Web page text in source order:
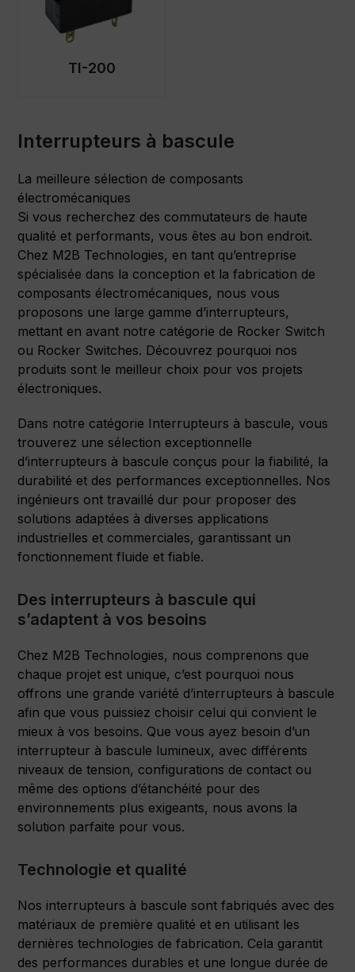
TI-200
Interrupteurs à bascule
La meilleure sélection de composants
électromécaniques
Si vous recherchez des commutateurs de haute
qualité et performants, vous êtes au bon endroit.
Chez M2B Technologies, en tant qu’entreprise
spécialisée dans la conception et la fabrication de
composants électromécaniques, nous vous
proposons une large gamme d’interrupteurs,
mettant en avant notre catégorie de Rocker Switch
ou Rocker Switches. Découvrez pourquoi nos
produits sont le meilleur choix pour vos projets
électroniques.
Dans notre catégorie Interrupteurs à bascule, vous
trouverez une sélection exceptionnelle
d’interrupteurs à bascule conçus pour la fiabilité, la
durabilité et des performances exceptionnelles. Nos
ingénieurs ont travaillé dur pour proposer des
solutions adaptées à diverses applications
industrielles et commerciales, garantissant un
fonctionnement fluide et fiable.
Des interrupteurs à bascule qui
s’adaptent à vos besoins
Chez M2B Technologies, nous comprenons que
chaque projet est unique, c’est pourquoi nous
offrons une grande variété d’interrupteurs à bascule
afin que vous puissiez choisir celui qui convient le
mieux à vos besoins. Que vous ayez besoin d’un
interrupteur à bascule lumineux, avec différents
niveaux de tension, configurations de contact ou
même des options d’étanchéité pour des
environnements plus exigeants, nous avons la
solution parfaite pour vous.
Technologie et qualité
Nos interrupteurs à bascule sont fabriqués avec des
matériaux de première qualité et en utilisant les
dernières technologies de fabrication. Cela garantit
des performances durables et une longue durée de